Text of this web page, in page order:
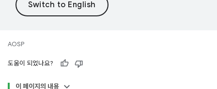
AOSP
도움이 되었나요?
이 페이지의 내용